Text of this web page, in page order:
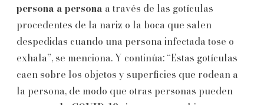
persona a persona a través de las gotículas
procedentes de la nariz o la boca que salen
despedidas cuando una persona infectada tose o
exhala”, se menciona. Y continúa: “Estas gotículas
caen sobre los objetos y superficies que rodean a
la persona, de modo que otras personas pueden